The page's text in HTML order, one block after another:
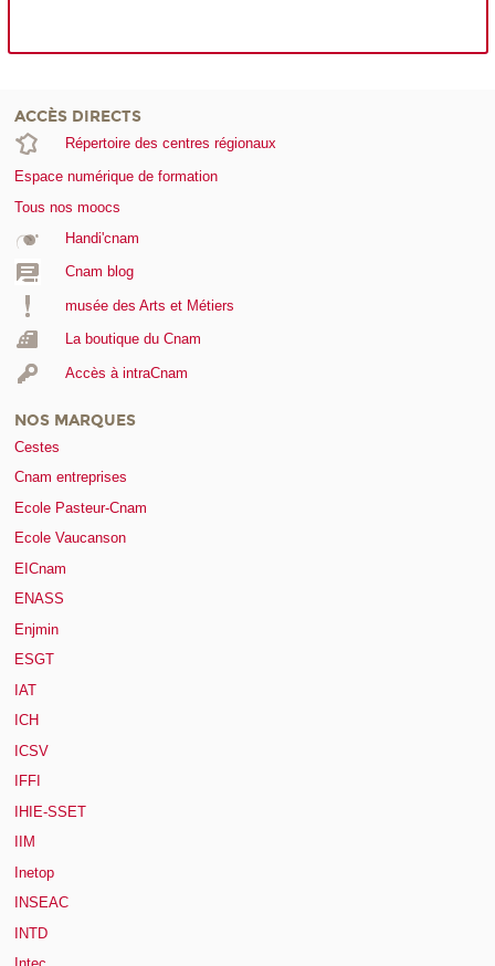
ACCÈS DIRECTS
Répertoire des centres régionaux
Espace numérique de formation
Tous nos moocs
Handi'cnam
Cnam blog
musée des Arts et Métiers
La boutique du Cnam
Accès à intraCnam
NOS MARQUES
Cestes
Cnam entreprises
Ecole Pasteur-Cnam
Ecole Vaucanson
EICnam
ENASS
Enjmin
ESGT
IAT
ICH
ICSV
IFFI
IHIE-SSET
IIM
Inetop
INSEAC
INTD